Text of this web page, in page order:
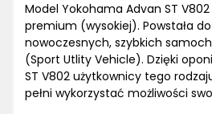
Model Yokohama Advan ST
premium (wysokiej). Powstała
nowoczesnych, szybkich
(Sport Utlity Vehicle). Dzięki
ST V802 użytkownicy tego
pełni wykorzystać możliwości